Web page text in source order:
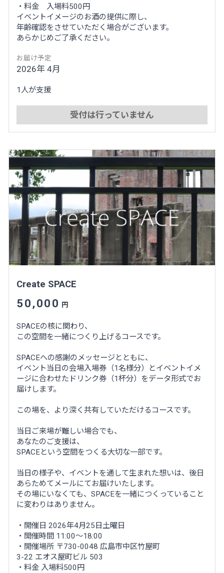
・料金 入場料500円
イベントイメージのお酒の提供に際し、
年齢確認をさせていただく場合がございます。
あらかじめご了承ください。
お届け予定
2026年 4月
1人が支援
受付は行っていません
Create SPACE
50,000 円
SPACEの核に関わり、
この空間を一緒につくり上げるコースです。
SPACEへの感謝のメッセージとともに、
イベント当日の会場入場券（1名様分）とイベントイメ
ージに合わせたドリンク券（1杯分）をデータ形式でお
届けします。
この場を、より深く共有していただけるコースです。
当日ご来場が難しい場合でも、
あなたのご支援は、
SPACEという空間をつくる大切な一部です。
当日の様子や、イベントを通して生まれた想いは、後日
あらためてメールにてお届けいたします。
その場にいなくても、SPACEを一緒につくっていること
に変わりはありません。
・開催日 2026年4月25日土曜日
・開催時間 11:00～18:00
・開催場所 〒730-0048 広島市中区竹屋町
3-22 エオス屋町ビル 503
・料金 入場料500円